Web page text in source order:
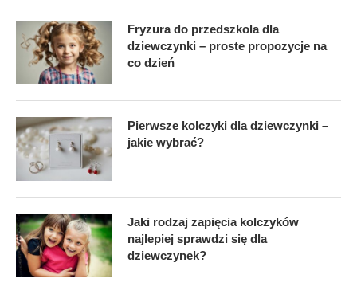
Fryzura do przedszkola dla
dziewczynki – proste propozycje na
co dzień
Pierwsze kolczyki dla dziewczynki –
jakie wybrać?
Jaki rodzaj zapięcia kolczyków
najlepiej sprawdzi się dla
dziewczynek?